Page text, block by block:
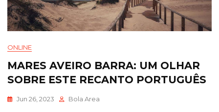
ONLINE
MARES AVEIRO BARRA: UM OLHAR
SOBRE ESTE RECANTO PORTUGUÊS
Jun 26, 2023 Bola Area